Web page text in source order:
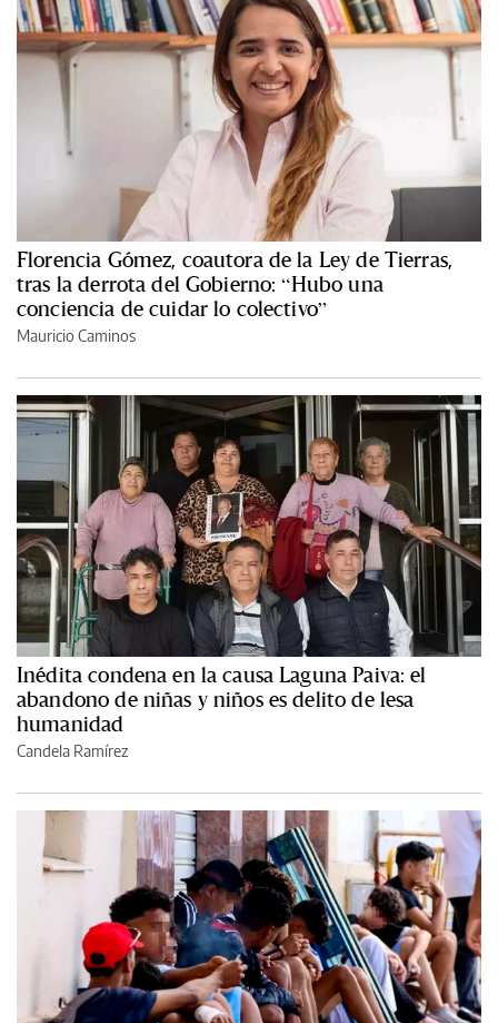
Florencia Gómez, coautora de la Ley de Tierras,
tras la derrota del Gobierno: “Hubo una
conciencia de cuidar lo colectivo”
Mauricio Caminos
Inédita condena en la causa Laguna Paiva: el
abandono de niñas y niños es delito de lesa
humanidad
Candela Ramírez